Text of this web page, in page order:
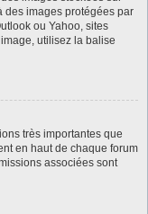
des images protégées par
ou Yahoo, sites
utilisez la balise
très importantes que
en haut de chaque forum
associées sont